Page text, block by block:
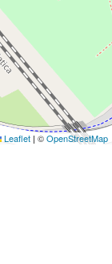
Leaflet | ©OpenStreetMap